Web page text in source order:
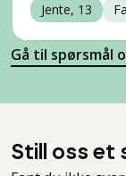
Jente, 13
Gå til spørsmål
Still oss et